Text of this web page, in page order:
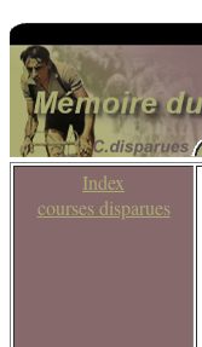
Index
courses disparues